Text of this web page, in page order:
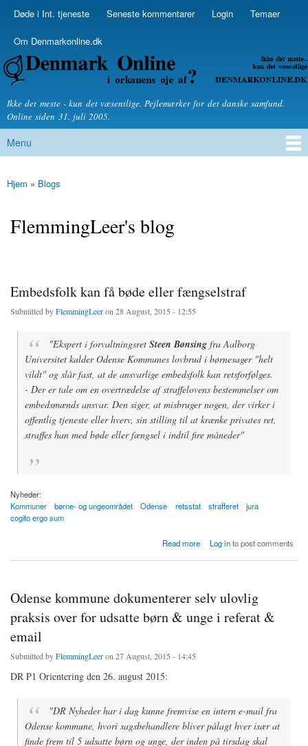
Skip to
Secondary menu
Døde i Int. tjeneste Seneste kommentarer Login Temaer
Om Denmarkonline.dk
Denmarkonline.dk - blognyheder om politik
Ikke det meste - kun det væsentlige. Pejlemærker for det danske samfund.
Online siden 31. juli 2005.
Main menu
Menu
You are here
Hjem » Blogs
FlemmingLeer's blog
Embedsfolk kan få bøde eller fængselstraf
Submitted byFlemmingLeeron 28 August, 2015 - 12:55
"Ekspert i forvaltningsretSteen Bønsing fra Aalborg
Universitet kalder Odense Kommunes lovbrud i børnesager "helt
vildt" og slår fast, at de ansvarlige embedsfolk kan retsforfølges.
- Der er tale om en overtrædelse af straffelovens bestemmelser om
embedsmænds ansvar. Den siger, at misbruger nogen, der virker i
offentlig tjeneste eller hverv, sin stilling til at krænke privates ret,
straffes han med bøde eller fængsel i indtil fire måneder"
Nyheder:
Kommuner
børne- og ungeområdet Odense retsstat strafferet
jura
cogito ergo sum
Read more
about Embedsfolk kan få bøde eller fængselstraf Log into post comments
Odense kommune dokumenterer selv ulovlig
praksis over for udsatte børn & unge i referat &
email
Submitted byFlemmingLeeron 27 August, 2015 - 14:45
DR P1 Orientering den 26. august 2015:
"DR Nyheder har i dag kunne fremvise en intern e-mail fra
Odense kommune, hvori sagsbehandlere bliver pålagt hver især at
finde frem til 5 udsatte børn og unge, der inden på tirsdag skal